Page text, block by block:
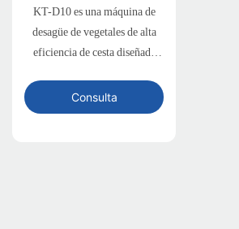
verduras para verduras
de hoja-Modelo KT-
D10
KT-D10 es una máquina de
desagüe de vegetales de alta
eficiencia de cesta diseñada
Con control de frecuencia
variable y programación PLC,
Consulta